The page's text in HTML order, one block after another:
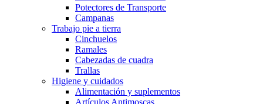
Potectores de Transporte
Campanas
Trabajo pie a tierra
Cinchuelos
Ramales
Cabezadas de cuadra
Trallas
Higiene y cuidados
Alimentación y suplementos
Artículos Antimoscas